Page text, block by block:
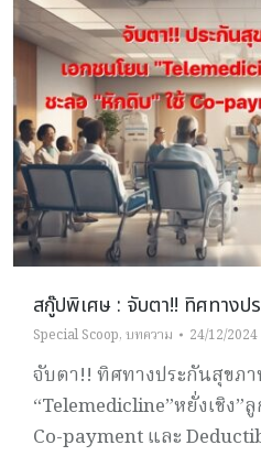
สกู๊ปพิเศษ : จับตา!! ทิศทางป
Special Scoop, บทความ 24/12/2024
จับตา!! ทิศทางประกันสุขภ
“Telemedicline”หยั่งเชิง”
Co-payment และ